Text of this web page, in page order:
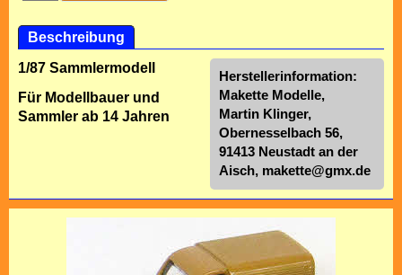
Beschreibung
Herstellerinformation:
Makette Modelle,
Martin Klinger,
Obernesselbach 56,
91413 Neustadt an der
Aisch, makette@gmx.de
1/87 Sammlermodell
Für Modellbauer und
Sammler ab 14 Jahren